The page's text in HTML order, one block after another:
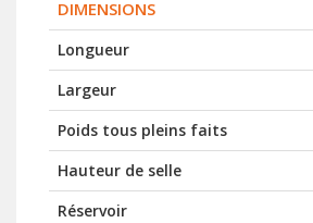
DIMENSIONS
Longueur
Largeur
Poids tous pleins faits
Hauteur de selle
Réservoir